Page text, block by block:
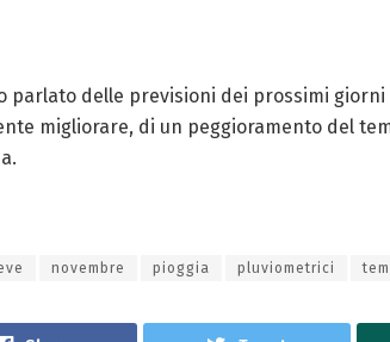
parlato delle previsioni dei prossimi
migliorare, di un peggioramento del
novembre pioggia pluviometrici